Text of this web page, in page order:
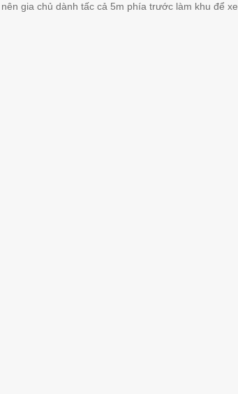
gia chủ dành tấc cả 5m phía trước làm khu để xe